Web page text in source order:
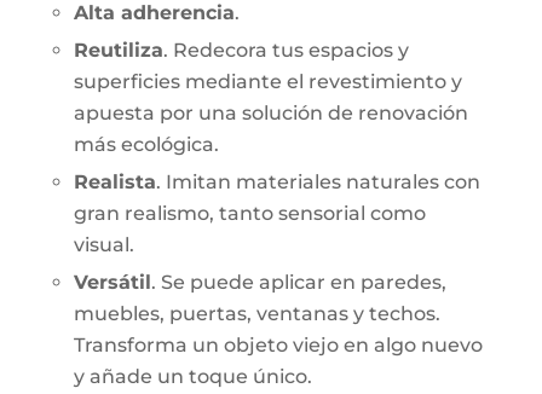
Alta adherencia.
Reutiliza. Redecora tus espacios y
superficies mediante el revestimiento y
apuesta por una solución de renovación
más ecológica.
Realista. Imitan materiales naturales con
gran realismo, tanto sensorial como
visual.
Versátil . Se puede aplicar en paredes,
muebles, puertas, ventanas y techos.
Transforma un objeto viejo en algo nuevo
y añade un toque único.